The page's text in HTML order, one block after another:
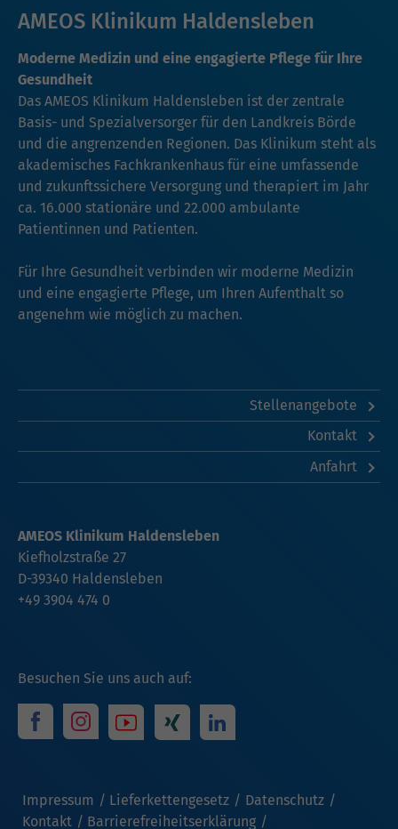
AMEOS Klinikum Haldensleben
Moderne Medizin und eine engagierte Pflege für Ihre
Gesundheit
Das AMEOS Klinikum Haldensleben ist der zentrale
Basis- und Spezialversorger für den Landkreis Börde
und die angrenzenden Regionen. Das Klinikum steht als
akademisches Fachkrankenhaus für eine umfassende
und zukunftssichere Versorgung und therapiert im Jahr
ca. 16.000 stationäre und 22.000 ambulante
Patientinnen und Patienten.
Für Ihre Gesundheit verbinden wir moderne Medizin
und eine engagierte Pflege, um Ihren Aufenthalt so
angenehm wie möglich zu machen.
Stellenangebote
Kontakt
Anfahrt
Besuchen Sie uns auch auf:
Impressum Lieferkettengesetz
Datenschutz
Kontakt
Barrierefreiheitserklärung
AMEOS Klinikum Haldensleben
Kiefholzstraße 27
D-39340 Haldensleben
+49 3904 474 0